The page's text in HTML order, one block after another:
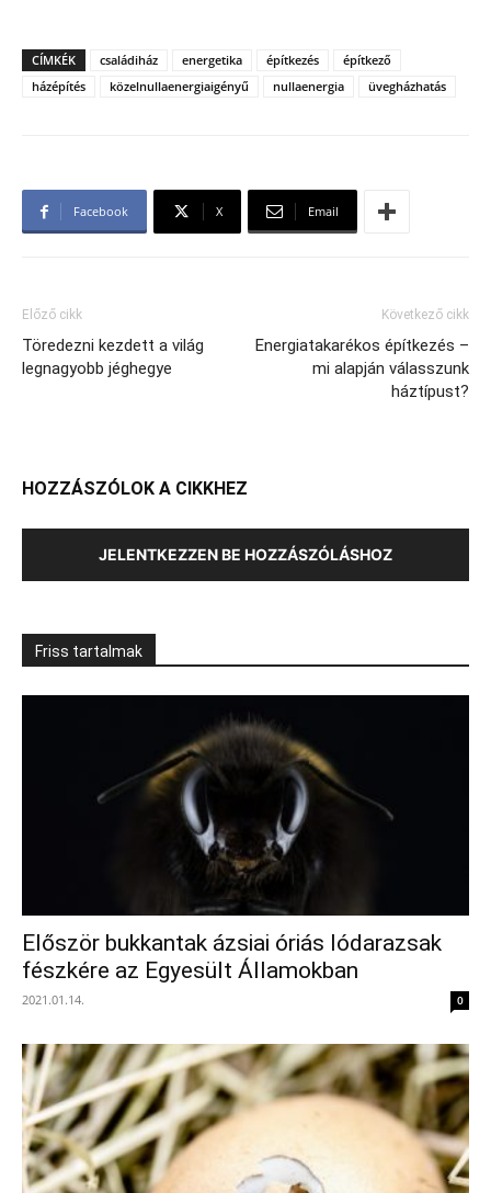
CÍMKÉK családiház energetika építkezés
építkező
házépítés
közelnullaenergiaigényű nullaenergia üvegházhatás
Facebook X Email
Előző cikk
Töredezni kezdett a világ
legnagyobb jéghegye
Következő cikk
Energiatakarékos építkezés –
mi alapján válasszunk
háztípust?
HOZZÁSZÓLOK A CIKKHEZ
JELENTKEZZEN BE HOZZÁSZÓLÁSHOZ
Friss tartalmak
Először bukkantak ázsiai óriás lódarazsak
fészkére az Egyesült Államokban
2021.01.14. 0